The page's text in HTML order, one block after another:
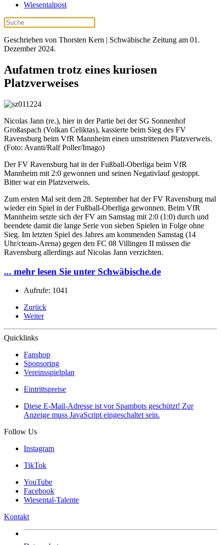
Wiesentalpost
Geschrieben von Thorsten Kern | Schwäbische Zeitung am 01.
Dezember 2024.
Aufatmen trotz eines kuriosen
Platzverweises
Nicolas Jann (re.), hier in der Partie bei der SG Sonnenhof
Großaspach (Volkan Celiktas), kassierte beim Sieg des FV
Ravensburg beim VfR Mannheim einen umstrittenen Platzverweis.
(Foto: Avanti/Ralf Poller/Imago)
Der FV Ravensburg hat in der Fußball-Oberliga beim VfR
Mannheim mit 2:0 gewonnen und seinen Negativlauf gestoppt.
Bitter war ein Platzverweis.
Zum ersten Mal seit dem 28. September hat der FV Ravensburg mal
wieder ein Spiel in der Fußball-Oberliga gewonnen. Beim VfR
Mannheim setzte sich der FV am Samstag mit 2:0 (1:0) durch und
beendete damit die lange Serie von sieben Spielen in Folge ohne
Sieg. Im letzten Spiel des Jahres am kommenden Samstag (14
Uhr/cteam-Arena) gegen den FC 08 Villingen II müssen die
Ravensburg allerdings auf Nicolas Jann verzichten.
... mehr lesen Sie unter Schwäbische.de
Aufrufe: 1041
Zurück
Weiter
Quicklinks
Fanshop
Sponsoring
Vereinsspielplan
Eintrittspreise
Diese E-Mail-Adresse ist vor Spambots geschützt! Zur
Anzeige muss JavaScript eingeschaltet sein.
Follow Us
Instagram
TikTok
YouTube
Facebook
Wiesental-Talente
Kontakt